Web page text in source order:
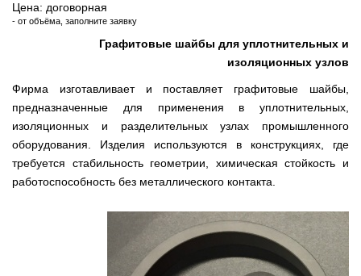
Цена: договорная
- от объёма, заполните заявку
Графитовые шайбы для уплотнительных и
изоляционных узлов
Фирма изготавливает и поставляет графитовые шайбы,
предназначенные для применения в уплотнительных,
изоляционных и разделительных узлах промышленного
оборудования. Изделия используются в конструкциях, где
требуется стабильность геометрии, химическая стойкость и
работоспособность без металлического контакта.